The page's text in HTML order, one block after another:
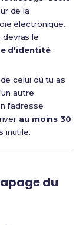
de la
électronique.
le
d'identité.
celui où tu as
autre
l'adresse
au moins 30
inutile.
du